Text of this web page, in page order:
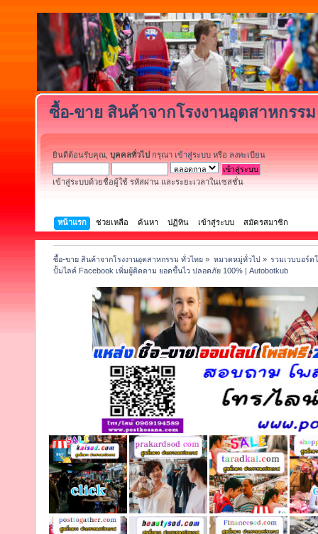
ซื้อ-ขาย สินค้าจากโรงงานอุตสาหกรร
ยินดีต้อนรับคุณ, บุคคลทั่วไป กรุณา เข้าสู่ระบบ หรือ ลงทะเบียน
เข้าสู่ระบบด้วยชื่อผู้ใช้ รหัสผ่าน และระยะเวลาในเซสชั่น
หน้าแรก ช่วยเหลือ ค้นหา ปฏิทิน เข้าสู่ระบบ สมัครสมาชิก
ซื้อ-ขาย สินค้าจากโรงงานอุตสาหกรรม ทั่วไทย » หมวดหมู่ทั่วไป» รวมเวบบอร์ด
ปั้มไลค์ Facebook เพิ่มผู้ติดตาม ยอดขึ้นไว ปลอดภัย 100% | Autobotkub